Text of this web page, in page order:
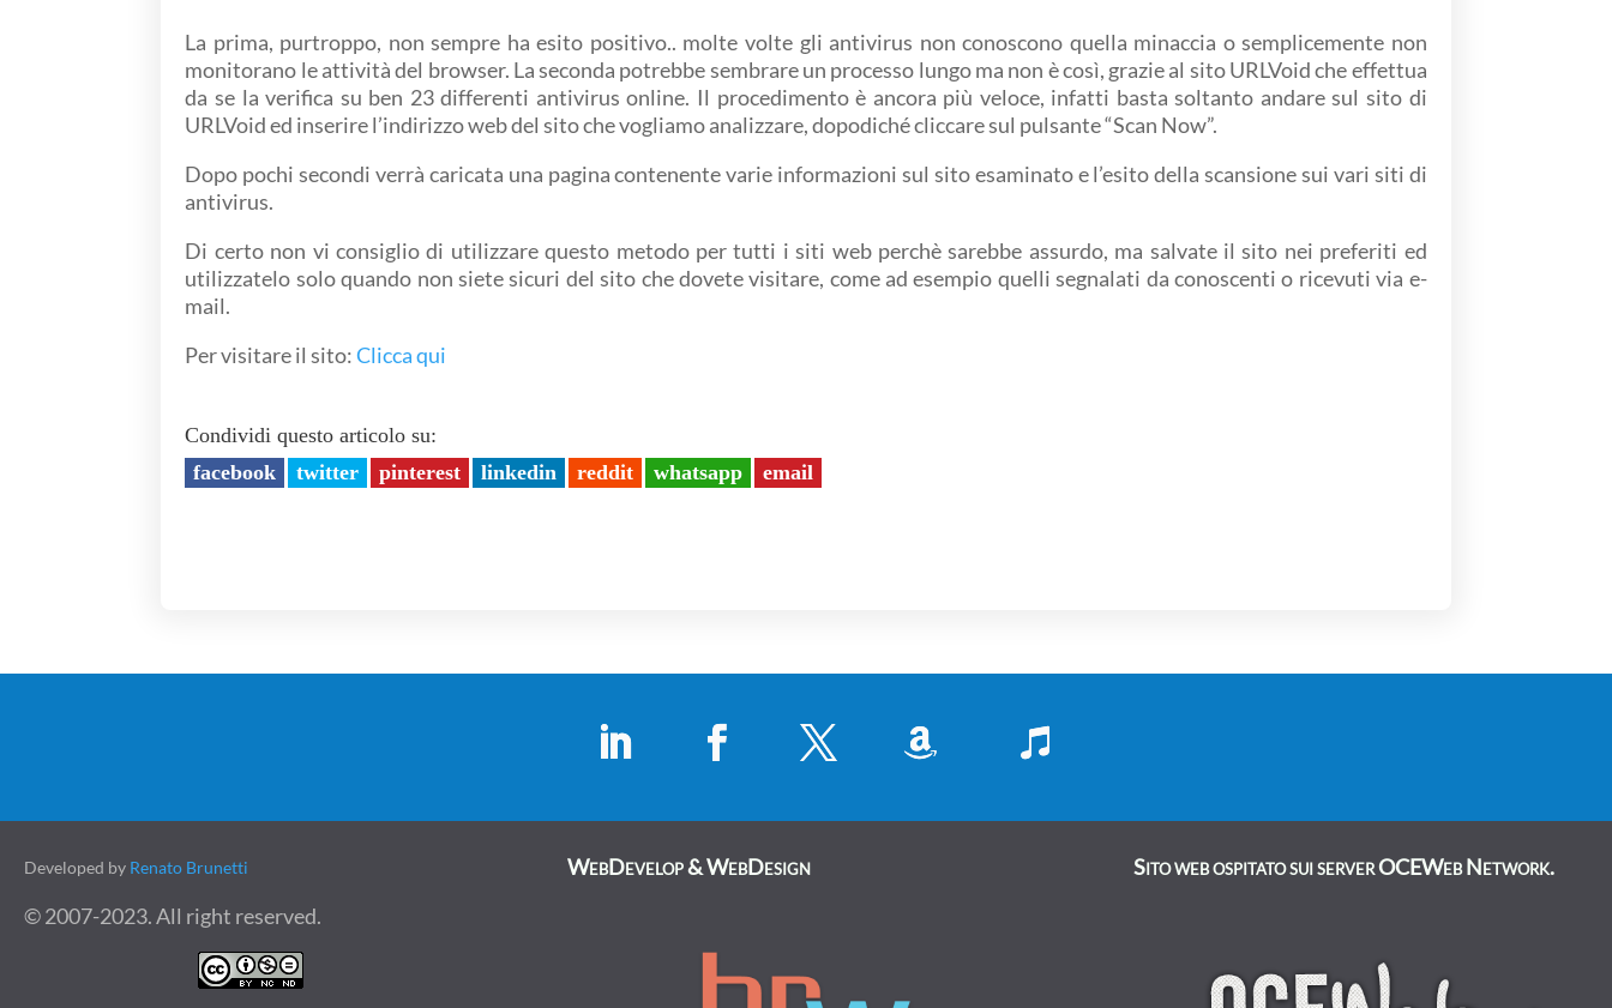
La prima, purtroppo, non sempre ha esito positivo.. molte volte gli antivirus non conoscono quella minaccia o semplicemente non
monitorano le attività del browser. La seconda potrebbe sembrare un processo lungo ma non è così, grazie al sito URLVoid che effettua
da se la verifica su ben 23 differenti antivirus online. Il procedimento è ancora più veloce, infatti basta soltanto andare sul sito di
URLVoid ed inserire l’indirizzo web del sito che vogliamo analizzare, dopodiché cliccare sul pulsante “Scan Now”.
Dopo pochi secondi verrà caricata una pagina contenente varie informazioni sul sito esaminato e l’esito della scansione sui vari siti di
antivirus.
Di certo non vi consiglio di utilizzare questo metodo per tutti i siti web perchè sarebbe assurdo, ma salvate il sito nei preferiti ed
utilizzatelo solo quando non siete sicuri del sito che dovete visitare, come ad esempio quelli segnalati da conoscenti o ricevuti via e-
mail.
Per visitare il sito:Clicca qui
Condividi questo articolo su:
facebook
twitter pinterest linkedin reddit whatsapp email
Developed by Renato Brunetti
© 2007-2023. All right reserved.
WebDevelop & WebDesign Sito web ospitato sui server OCEWeb Network.